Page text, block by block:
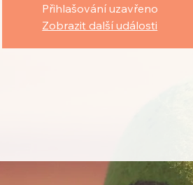
Přihlašování uzavřeno
Zobrazit další události